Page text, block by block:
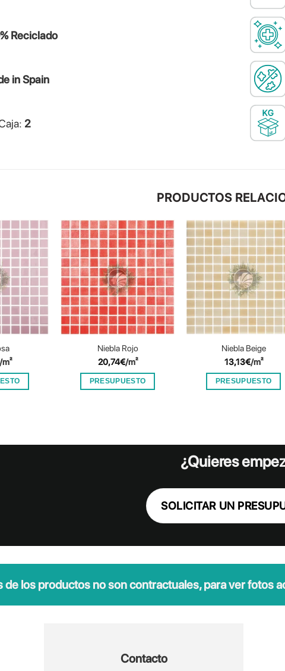
Reciclado
in Spain
2
PRODUCTOS
/m²
Niebla Rojo
20,74€/m²
PRESUPUESTO
Niebla Beige
13,13€/m²
PRESUPUESTO
¿Quieres
SOLICITAR UN
de los productos no son contractuales, para ver fotos
Contacto